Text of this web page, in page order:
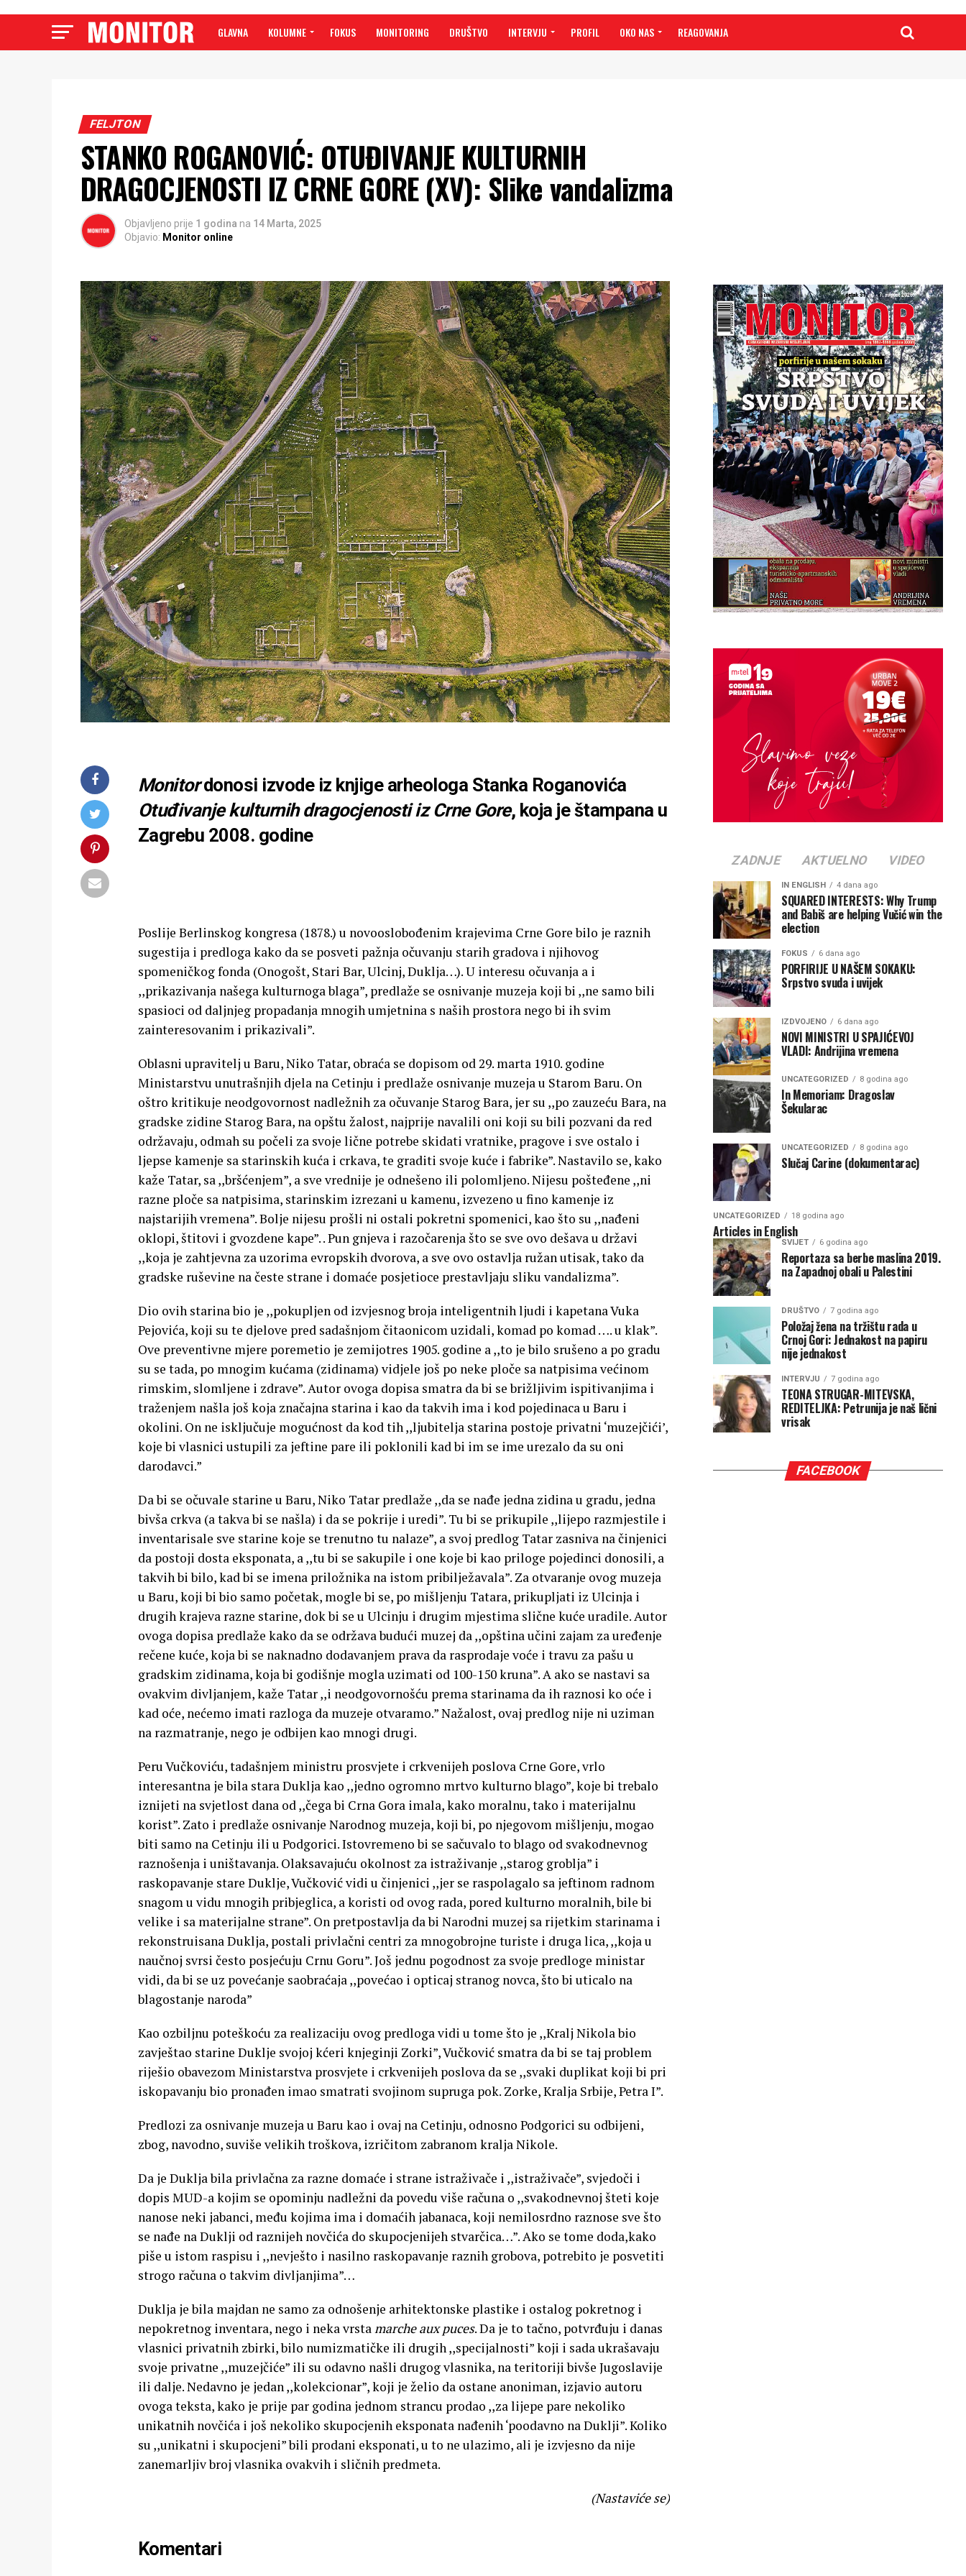
GLAVNA KOLUMNE FOKUS MONITORING DRUŠTVO INTERVJU PROFIL OKO NAS REAGOVANJA
FELJTON
STANKO ROGANOVIĆ: OTUĐIVANJE KULTURNIH
DRAGOCJENOSTI IZ CRNE GORE (XV): Slike vandalizma
Objavljeno prije 1 godina na 14 Marta, 2025
Objavio: Monitor online
Monitordonosi izvode iz knjige arheologa Stanka Roganovića
Otuđivanje kulturnih dragocjenosti iz Crne Gore, koja je štampana u
Zagrebu 2008. godine
Poslije Berlinskog kongresa (1878.) u novooslobođenim krajevima Crne Gore bilo je raznih
sugestija i predloga kako da se posveti pažnja očuvanju starih gradova i njihovog
spomeničkog fonda (Onogošt, Stari Bar, Ulcinj, Duklja…). U interesu očuvanja a i
,,prikazivanja našega kulturnoga blaga”, predlaže se osnivanje muzeja koji bi ,,ne samo bili
spasioci od daljnjeg propadanja mnogih umjetnina s naših prostora nego bi ih svim
zainteresovanim i prikazivali”.
Oblasni upravitelj u Baru, Niko Tatar, obraća se dopisom od 29. marta 1910. godine
Ministarstvu unutrašnjih djela na Cetinju i predlaže osnivanje muzeja u Starom Baru. On
oštro kritikuje neodgovornost nadležnih za očuvanje Starog Bara, jer su ,,po zauzeću Bara, na
gradske zidine Starog Bara, na opštu žalost, najprije navalili oni koji su bili pozvani da red
održavaju, odmah su počeli za svoje lične potrebe skidati vratnike, pragove i sve ostalo i
ljepse kamenje sa starinskih kuća i crkava, te graditi svoje kuće i fabrike”. Nastavilo se, kako
kaže Tatar, sa ,,bršćenjem”, a sve vrednije je odnešeno ili polomljeno. Nijesu pošteđene ,,ni
razne ploče sa natpisima, starinskim izrezani u kamenu, izvezeno u fino kamenje iz
najstarijih vremena”. Bolje nijesu prošli ni ostali pokretni spomenici, kao što su ,,nađeni
oklopi, štitovi i gvozdene kape”. . Pun gnjeva i razočarenja što se sve ovo dešava u državi
,,koja je zahtjevna za uzorima evropskih dvorova, a sve ovo ostavlja ružan utisak, tako da
gradske ruševine na česte strane i domaće posjetioce prestavljaju sliku vandalizma”.
Dio ovih starina bio je ,,pokupljen od izvjesnog broja inteligentnih ljudi i kapetana Vuka
Pejovića, koji su te djelove pred sadašnjom čitaonicom uzidali, komad po komad …. u klak”.
Ove preventivne mjere poremetio je zemijotres 1905. godine a ,,to je bilo srušeno a po gradu
su se tada, po mnogim kućama (zidinama) vidjele još po neke ploče sa natpisima većinom
rimskim, slomljene i zdrave”. Autor ovoga dopisa smatra da bi se brižljivim ispitivanjima i
traženjem našla još koja značajna starina i kao da takvih ima i kod pojedinaca u Baru i
okolini. On ne isključuje mogućnost da kod tih ,,ljubitelja starina postoje privatni ‘muzejčići’,
koje bi vlasnici ustupili za jeftine pare ili poklonili kad bi im se ime urezalo da su oni
darodavci.”
Da bi se očuvale starine u Baru, Niko Tatar predlaže ,,da se nađe jedna zidina u gradu, jedna
bivša crkva (a takva bi se našla) i da se pokrije i uredi”. Tu bi se prikupile ,,lijepo razmjestile i
inventarisale sve starine koje se trenutno tu nalaze”, a svoj predlog Tatar zasniva na činjenici
da postoji dosta eksponata, a ,,tu bi se sakupile i one koje bi kao priloge pojedinci donosili, a
takvih bi bilo, kad bi se imena priložnika na istom pribilježavala”. Za otvaranje ovog muzeja
u Baru, koji bi bio samo početak, mogle bi se, po mišljenju Tatara, prikupljati iz Ulcinja i
drugih krajeva razne starine, dok bi se u Ulcinju i drugim mjestima slične kuće uradile. Autor
ovoga dopisa predlaže kako da se održava budući muzej da ,,opština učini zajam za uređenje
rečene kuće, koja bi se naknadno dodavanjem prava da rasprodaje voće i travu za pašu u
gradskim zidinama, koja bi godišnje mogla uzimati od 100-150 kruna”. A ako se nastavi sa
ovakvim divljanjem, kaže Tatar ,,i neodgovornošću prema starinama da ih raznosi ko oće i
kad oće, nećemo imati razloga da muzeje otvaramo.” Nažalost, ovaj predlog nije ni uziman
na razmatranje, nego je odbijen kao mnogi drugi.
Peru Vučkoviću, tadašnjem ministru prosvjete i crkvenijeh poslova Crne Gore, vrlo
interesantna je bila stara Duklja kao ,,jedno ogromno mrtvo kulturno blago”, koje bi trebalo
iznijeti na svjetlost dana od ,,čega bi Crna Gora imala, kako moralnu, tako i materijalnu
korist”. Zato i predlaže osnivanje Narodnog muzeja, koji bi, po njegovom mišljenju, mogao
biti samo na Cetinju ili u Podgorici. Istovremeno bi se sačuvalo to blago od svakodnevnog
raznošenja i uništavanja. Olaksavajuću okolnost za istraživanje ,,starog groblja” i
raskopavanje stare Duklje, Vučković vidi u činjenici ,,jer se raspolagalo sa jeftinom radnom
snagom u vidu mnogih pribjeglica, a koristi od ovog rada, pored kulturno moralnih, bile bi
velike i sa materijalne strane”. On pretpostavlja da bi Narodni muzej sa rijetkim starinama i
rekonstruisana Duklja, postali privlačni centri za mnogobrojne turiste i druga lica, ,,koja u
naučnoj svrsi često posjećuju Crnu Goru”. Još jednu pogodnost za svoje predloge ministar
vidi, da bi se uz povećanje saobraćaja ,,povećao i opticaj stranog novca, što bi uticalo na
blagostanje naroda”
Kao ozbiljnu poteškoću za realizaciju ovog predloga vidi u tome što je ,,Kralj Nikola bio
zavještao starine Duklje svojoj kćeri knjeginji Zorki”, Vučković smatra da bi se taj problem
riješio obavezom Ministarstva prosvjete i crkvenijeh poslova da se ,,svaki duplikat koji bi pri
iskopavanju bio pronađen imao smatrati svojinom supruga pok. Zorke, Kralja Srbije, Petra I”.
Predlozi za osnivanje muzeja u Baru kao i ovaj na Cetinju, odnosno Podgorici su odbijeni,
zbog, navodno, suviše velikih troškova, izričitom zabranom kralja Nikole.
Da je Duklja bila privlačna za razne domaće i strane istraživače i ,,istraživače”, svjedoči i
dopis MUD-a kojim se opominju nadležni da povedu više računa o ,,svakodnevnoj šteti koje
nanose neki jabanci, među kojima ima i domaćih jabanaca, koji nemilosrdno raznose sve što
se nađe na Duklji od raznijeh novčića do skupocjenijeh stvarčica…”. Ako se tome doda,kako
piše u istom raspisu i ,,nevješto i nasilno raskopavanje raznih grobova, potrebito je posvetiti
strogo računa o takvim divljanjima”…
Duklja je bila majdan ne samo za odnošenje arhitektonske plastike i ostalog pokretnog i
nepokretnog inventara, nego i neka vrstamarche aux puces. Da je to tačno, potvrđuju i danas
vlasnici privatnih zbirki, bilo numizmatičke ili drugih ,,specijalnosti” koji i sada ukrašavaju
svoje privatne ,,muzejčiće” ili su odavno našli drugog vlasnika, na teritoriji bivše Jugoslavije
ili dalje. Nedavno je jedan ,,kolekcionar”, koji je želio da ostane anoniman, izjavio autoru
ovoga teksta, kako je prije par godina jednom strancu prodao ,,za lijepe pare nekoliko
unikatnih novčića i još nekoliko skupocjenih eksponata nađenih ‘poodavno na Duklji”. Koliko
su ,,unikatni i skupocjeni” bili prodani eksponati, u to ne ulazimo, ali je izvjesno da nije
zanemarljiv broj vlasnika ovakvih i sličnih predmeta.
(Nastaviće se)
Komentari
ZADNJE AKTUELNO VIDEO
IN ENGLISH 4 dana ago
SQUARED INTERESTS: Why Trump
and Babiš are helping Vučić win the
election
FOKUS 6 dana ago
PORFIRIJE U NAŠEM SOKAKU:
Srpstvo svuda i uvijek
IZDVOJENO 6 dana ago
NOVI MINISTRI U SPAJIĆEVOJ
VLADI: Andrijina vremena
UNCATEGORIZED 8 godina ago
In Memoriam: Dragoslav
Šekularac
UNCATEGORIZED 8 godina ago
Slučaj Carine (dokumentarac)
UNCATEGORIZED 18 godina ago
Articles in English
SVIJET 6 godina ago
Reportaza sa berbe maslina 2019.
na Zapadnoj obali u Palestini
DRUŠTVO 7 godina ago
Položaj žena na tržištu rada u
Crnoj Gori: Jednakost na papiru
nije jednakost
INTERVJU 7 godina ago
TEONA STRUGAR-MITEVSKA,
REDITELJKA: Petrunija je naš lični
vrisak
FACEBOOK